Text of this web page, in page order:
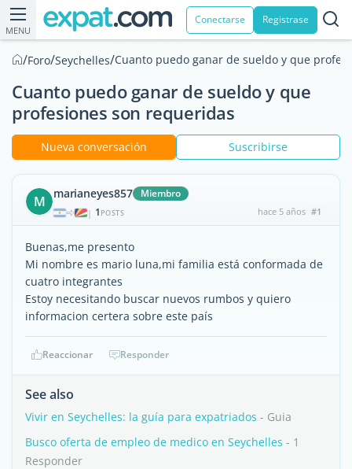
MENU
Conectarse Registrase
/Foro/Seychelles/Cuanto puedo ganar de sueldo y que
Cuanto puedo ganar de sueldo y que
profesiones son requeridas
Nueva conversación Suscribirse
M marianeyes857 Miembro
| 1 POSTS hace 5 años #1
Buenas,me presento
Mi nombre es mario luna,mi familia está conformada de
cuatro integrantes
Estoy necesitando buscar nuevos rumbos y quiero
informacion certera sobre este país
Reaccionar Responder
See also
Vivir en Seychelles: la guía para expatriados - Guia
Busco oferta de empleo de medico en Seychelles - 1
Responder